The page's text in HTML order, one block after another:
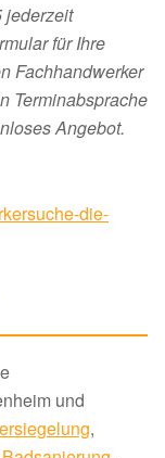
jederzeit
für Ihre
Fachhandwerker
Terminabsprache
Angebot.
die-
und
,